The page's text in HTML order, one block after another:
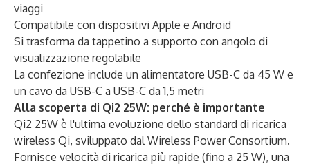
viaggi
Compatibile con dispositivi Apple e Android
Si trasforma da tappetino a supporto con angolo di
visualizzazione regolabile
La confezione include un alimentatore USB-C da 45 W e
un cavo da USB-C a USB-C da 1,5 metri
Alla scoperta di Qi2 25W: perché è importante
Qi2 25W è l'ultima evoluzione dello standard di ricarica
wireless Qi, sviluppato dal Wireless Power Consortium.
Fornisce velocità di ricarica più rapide (fino a 25 W), una